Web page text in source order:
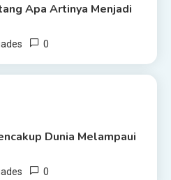
Apa Artinya Menjadi
0
Dunia Melampaui
0